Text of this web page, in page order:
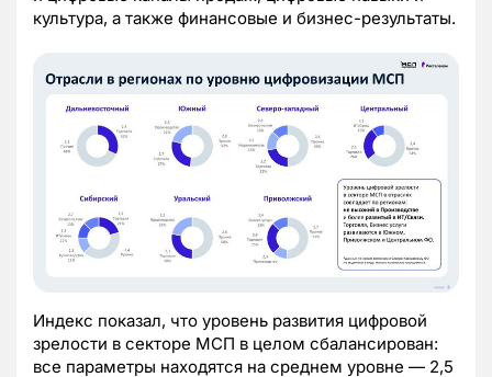
культура, а также финансовые и бизнес-результаты.
Индекс показал, что уровень развития цифровой
зрелости в секторе МСП в целом сбалансирован:
все параметры находятся на среднем уровне — 2,5